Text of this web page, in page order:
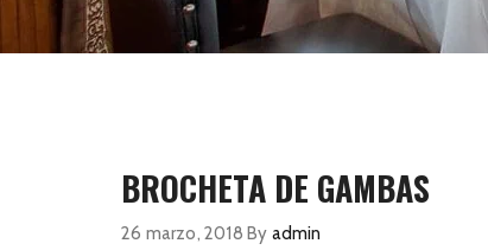
BROCHETA DE GAMBAS
26 marzo, 2018 By admin